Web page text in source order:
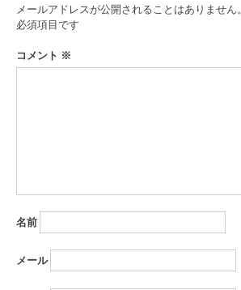
メールアドレスが公開されることはありません。
必須項目です
コメント ※
名前
メール